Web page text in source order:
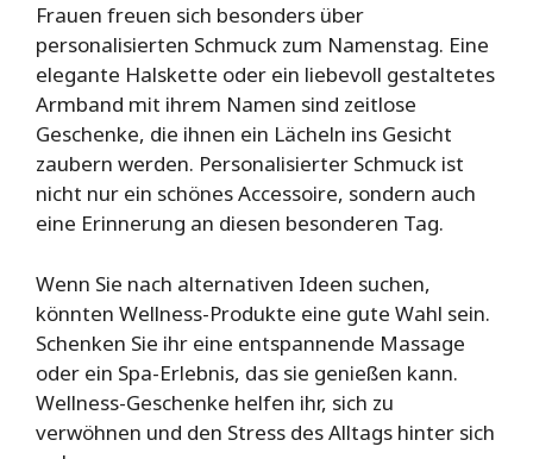
Frauen freuen sich besonders über
personalisierten Schmuck zum Namenstag. Eine
elegante Halskette oder ein liebevoll gestaltetes
Armband mit ihrem Namen sind zeitlose
Geschenke, die ihnen ein Lächeln ins Gesicht
zaubern werden. Personalisierter Schmuck ist
nicht nur ein schönes Accessoire, sondern auch
eine Erinnerung an diesen besonderen Tag.
Wenn Sie nach alternativen Ideen suchen,
könnten Wellness-Produkte eine gute Wahl sein.
Schenken Sie ihr eine entspannende Massage
oder ein Spa-Erlebnis, das sie genießen kann.
Wellness-Geschenke helfen ihr, sich zu
verwöhnen und den Stress des Alltags hinter sich